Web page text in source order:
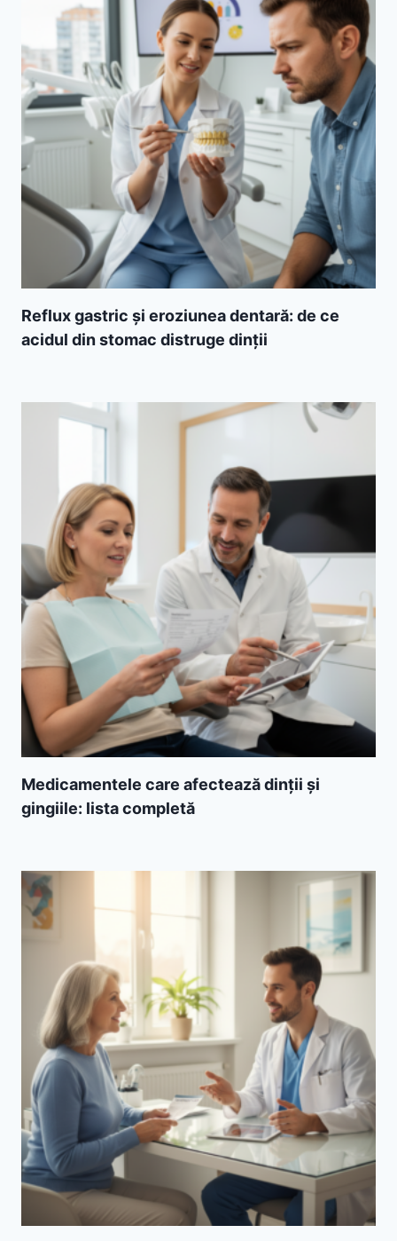
Reflux gastric și eroziunea dentară: de ce
acidul din stomac distruge dinții
Medicamentele care afectează dinții și
gingiile: lista completă